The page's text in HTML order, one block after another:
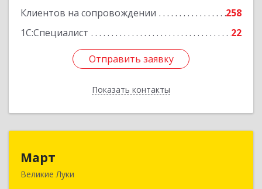
Клиентов на сопровождении
258
1С:Специалист
22
Отправить заявку
Показать контакты
Подробнее
Отправить заявку
Назад
Март
Великие Луки182113, Псковская обл, Великие Луки г,